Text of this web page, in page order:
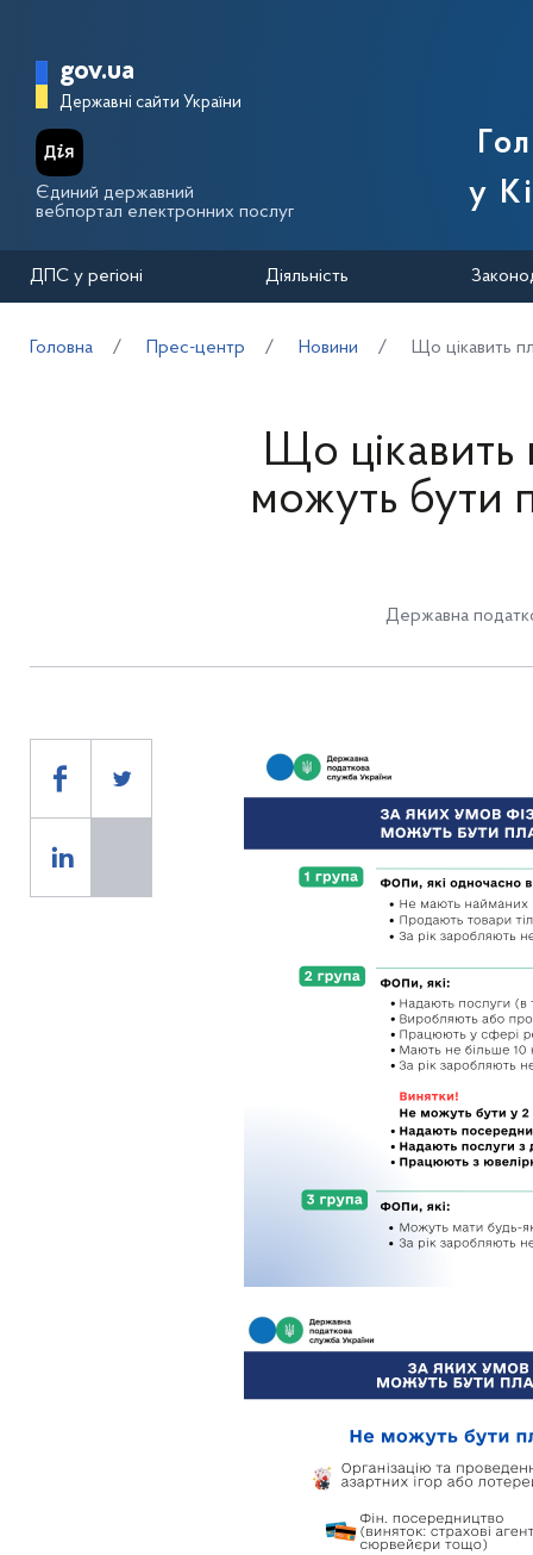
Головна сторінка Державної
gov.ua
Державні сайти України
Єдиний державний
вебпортал електронних послуг
у
ДПС у регіоні Діяльність
Головна Прес-центр Новини Що цікавить
Що цікавить
можуть бути
Державна